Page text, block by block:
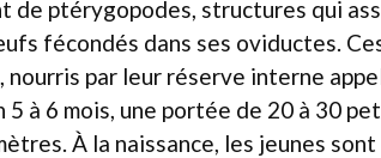
de ptérygopodes, structures qui
fécondés dans ses oviductes.
nourris par leur réserve interne
5 à 6 mois, une portée de 20 à 30
À la naissance, les jeunes